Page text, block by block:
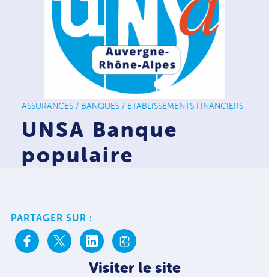
ASSURANCES / BANQUES / ÉTABLISSEMENTS FINANCIERS
UNSA Banque
populaire
PARTAGER SUR :
Visiter le site